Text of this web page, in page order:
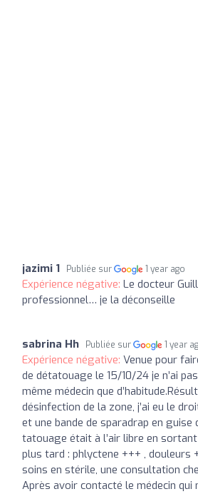
jazimi 1 Publiée sur 1 year ago
Expérience négative: Le docteur
professionnel… je la déconseille
sabrina Hh Publiée sur 1 year
Expérience négative: Venue pour
de détatouage le 15/10/24 je n’ai
même médecin que
désinfection de la zone, j’ai eu le
et une bande de sparadrap en guise
tatouage était à l’air libre en sortant
plus tard : phlyctene +++ , douleurs
soins en stérile, une consultation
Après avoir contacté le médecin qui